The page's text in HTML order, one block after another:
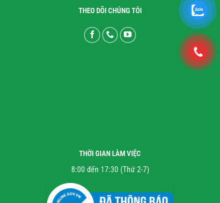
THEO DÕI CHÚNG TÔI
THỜI GIAN LÀM VIỆC
8:00 đến 17:30 (Thứ 2-7)